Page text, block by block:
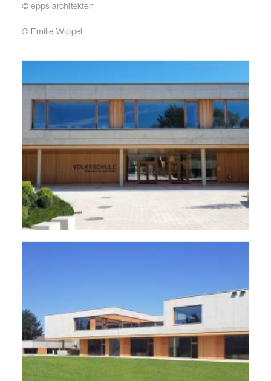
© epps architekten
© Emilie Wippel